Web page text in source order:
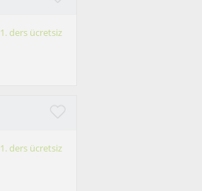
1. ders ücretsiz
1. ders ücretsiz